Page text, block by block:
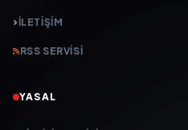
İLETIŞIM
RSS SERVISI
YASAL